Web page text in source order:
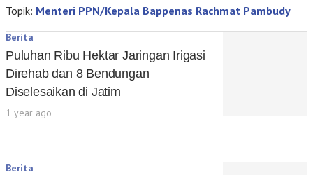
Topik: Menteri PPN/Kepala Bappenas Rachmat Pambudy
Berita
Puluhan Ribu Hektar Jaringan Irigasi
Direhab dan 8 Bendungan
Diselesaikan di Jatim
1 year ago
Berita